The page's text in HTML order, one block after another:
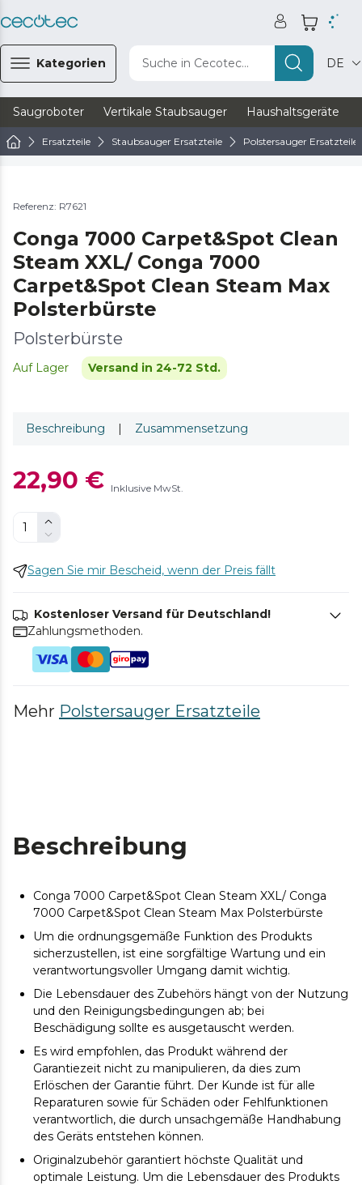
Kategorien Suche in Cecotec... DE
Saugroboter Vertikale Staubsauger Haushaltsgeräte
Ersatzteile Staubsauger Ersatzteile Polstersauger Ersatzteile
Referenz: R7621
Conga 7000 Carpet&Spot Clean
Steam XXL/ Conga 7000
Carpet&Spot Clean Steam Max
Polsterbürste
Polsterbürste
Auf Lager Versand in 24-72 Std.
Beschreibung | Zusammensetzung
22,90 € Inklusive MwSt.
Sagen Sie mir Bescheid, wenn der Preis fällt
Kostenloser Versand für Deutschland!
Zahlungsmethoden.
Mehr Polstersauger Ersatzteile
Beschreibung
Conga 7000 Carpet&Spot Clean Steam XXL/ Conga
7000 Carpet&Spot Clean Steam Max Polsterbürste
Um die ordnungsgemäße Funktion des Produkts
sicherzustellen, ist eine sorgfältige Wartung und ein
verantwortungsvoller Umgang damit wichtig.
Die Lebensdauer des Zubehörs hängt von der Nutzung
und den Reinigungsbedingungen ab; bei
Beschädigung sollte es ausgetauscht werden.
Es wird empfohlen, das Produkt während der
Garantiezeit nicht zu manipulieren, da dies zum
Erlöschen der Garantie führt. Der Kunde ist für alle
Reparaturen sowie für Schäden oder Fehlfunktionen
verantwortlich, die durch unsachgemäße Handhabung
des Geräts entstehen können.
Originalzubehör garantiert höchste Qualität und
optimale Leistung. Um die Lebensdauer des Produkts